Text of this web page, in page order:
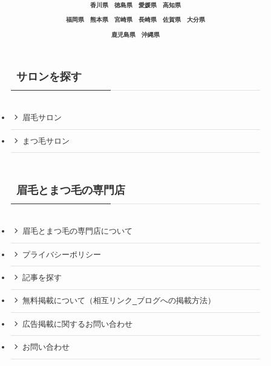
香川県 徳島県 愛媛県 高知県
福岡県 熊本県 宮崎県 長崎県 佐賀県 大分県
鹿児島県 沖縄県
サロンを探す
眉毛サロン
まつ毛サロン
眉毛とまつ毛の専門店
眉毛とまつ毛の専門店について
プライバシーポリシー
記事を探す
無料掲載について（相互リンク_ブログへの掲載方法）
広告掲載に関するお問い合わせ
お問い合わせ